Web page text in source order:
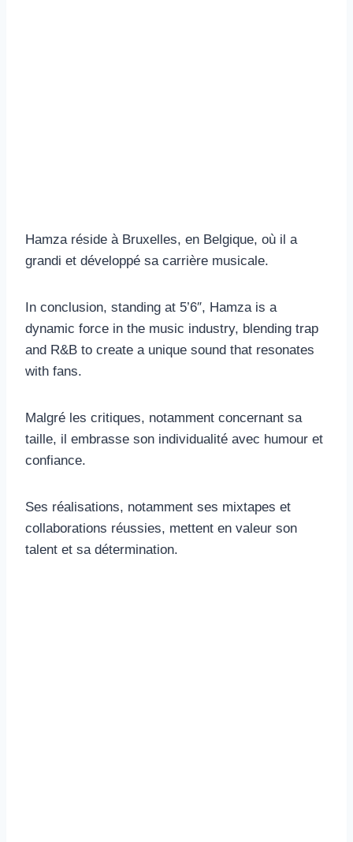
Hamza réside à Bruxelles, en Belgique, où il a
grandi et développé sa carrière musicale.
In conclusion, standing at 5’6″, Hamza is a
dynamic force in the music industry, blending trap
and R&B to create a unique sound that resonates
with fans.
Malgré les critiques, notamment concernant sa
taille, il embrasse son individualité avec humour et
confiance.
Ses réalisations, notamment ses mixtapes et
collaborations réussies, mettent en valeur son
talent et sa détermination.